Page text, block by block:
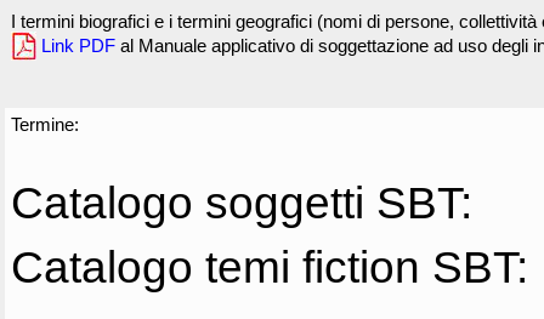
I termini biografici e i termini geografici (nomi di persone,
Link PDF al Manuale applicativo di soggettazione ad uso degli
Termine:
Catalogo soggetti SBT:
Catalogo temi fiction SBT: